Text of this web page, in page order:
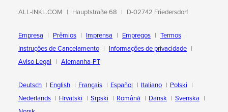
ALL-INKL.COM Hauptstraße 68 D-02742 Friedersdorf
Empresa Prêmios Imprensa Empregos
Termos
Instruções de Cancelamento
Informações de privacidade
Aviso Legal
Alemanha-PT
Deutsch English Français Español Italiano
Polski
Nederlands
Hrvatski Srpski Română Dansk
Svenska